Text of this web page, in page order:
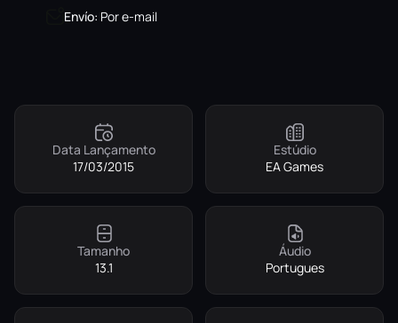
Envío: Por e-mail
Data Lançamento
17/03/2015
Estúdio
EA Games
Tamanho
13.1
Áudio
Portugues